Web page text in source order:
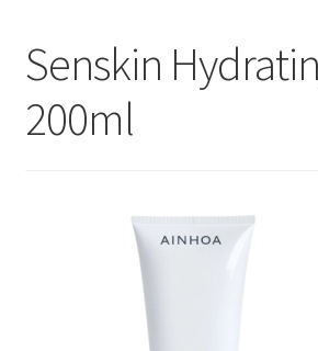
VERBRUIKSMATERIALEN
SALON INRICHTING
VOETVERZORGING
SALON BENODIGDHEDEN
Senskin
200ml